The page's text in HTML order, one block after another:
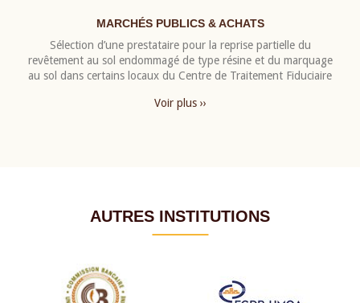
MARCHÉS PUBLICS & ACHATS
Sélection d’une prestataire pour la reprise partielle du
revêtement au sol endommagé de type résine et du marquage
au sol dans certains locaux du Centre de Traitement Fiduciaire
Voir plus ››
AUTRES INSTITUTIONS